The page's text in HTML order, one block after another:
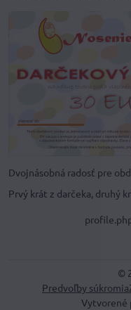
Dvojnásobná radosť pre
Prvý krát z darčeka, druhý
©
Predvoľby súkromia
Vytvorené